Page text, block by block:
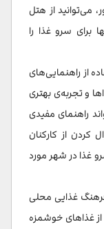
می‌توانید از هتل
برای سرو غذا را
از راهنمایی‌های
و تجربه‌ی بهتری
راهنمای مفیدی
کردن از کارکنان
غذا در شهر مورد
غذایی محلی
غذاهای خوشمزه